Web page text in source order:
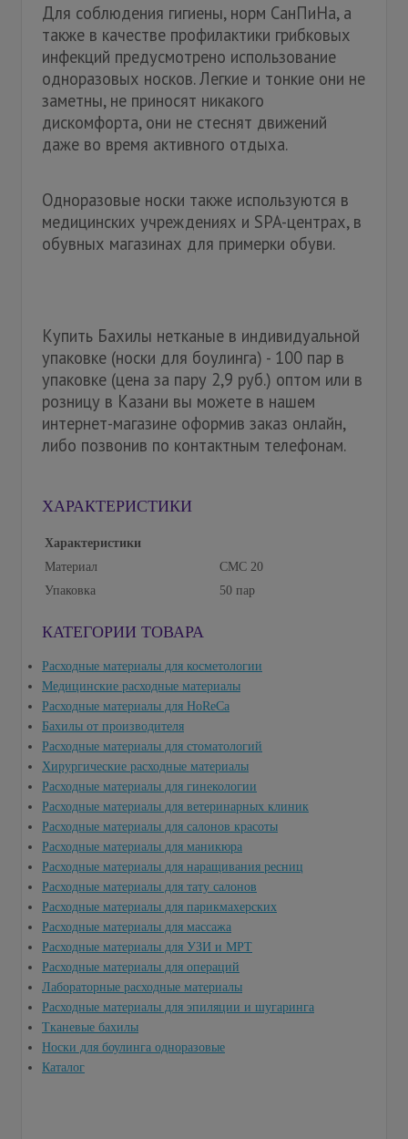
Для соблюдения гигиены, норм СанПиНа, а
также в качестве профилактики грибковых
инфекций предусмотрено использование
одноразовых носков. Легкие и тонкие они не
заметны, не приносят никакого
дискомфорта, они не стеснят движений
даже во время активного отдыха.
Одноразовые носки также используются в
медицинских учреждениях и SPA-центрах, в
обувных магазинах для примерки обуви.
Купить Бахилы нетканые в индивидуальной
упаковке (носки для боулинга) - 100 пар в
упаковке (цена за пару 2,9 руб.) оптом или в
розницу в Казани вы можете в нашем
интернет-магазине оформив заказ онлайн,
либо позвонив по контактным телефонам.
ХАРАКТЕРИСТИКИ
Характеристики
Материал
СМС 20
Упаковка
50 пар
КАТЕГОРИИ ТОВАРА
Расходные материалы для косметологии
Медицинские расходные материалы
Расходные материалы для HoReCa
Бахилы от производителя
Расходные материалы для стоматологий
Хирургические расходные материалы
Расходные материалы для гинекологии
Расходные материалы для ветеринарных клиник
Расходные материалы для салонов красоты
Расходные материалы для маникюра
Расходные материалы для наращивания ресниц
Расходные материалы для тату салонов
Расходные материалы для парикмахерских
Расходные материалы для массажа
Расходные материалы для УЗИ и МРТ
Расходные материалы для операций
Лабораторные расходные материалы
Расходные материалы для эпиляции и шугаринга
Тканевые бахилы
Носки для боулинга одноразовые
Каталог